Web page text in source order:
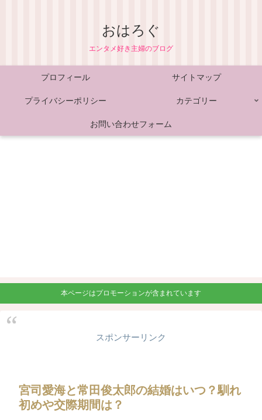
おはろぐ
エンタメ好き主婦のブログ
プロフィール サイトマップ
プライバシーポリシー カテゴリー
お問い合わせフォーム
本ページはプロモーションが含まれています
スポンサーリンク
宮司愛海と常田俊太郎の結婚はいつ？馴れ
初めや交際期間は？